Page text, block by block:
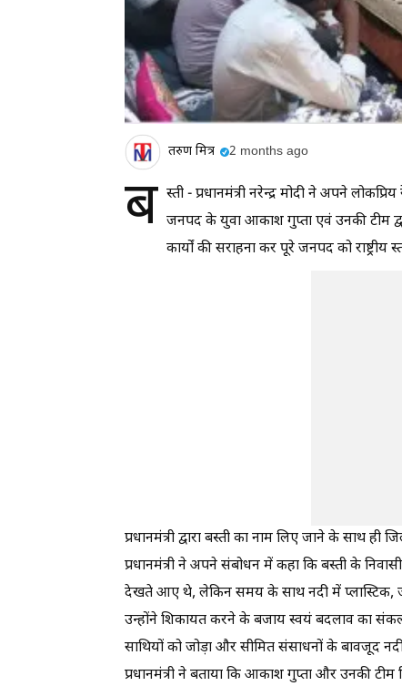
तरुण मित्र 2 months ago
ब स्ती - प्रधानमंत्री नरेन्द्र मोदी ने अपने
जनपद के युवा आकाश गुप्ता एवं उनकी टीम
कार्यों की सराहना कर पूरे जनपद को राष्ट्रीय
प्रधानमंत्री द्वारा बस्ती का नाम लिए जाने के साथ
प्रधानमंत्री ने अपने संबोधन में कहा कि बस्ती के
देखते आए थे, लेकिन समय के साथ नदी में प्लास्टिक,
उन्होंने शिकायत करने के बजाय स्वयं बदलाव का
साथियों को जोड़ा और सीमित संसाधनों के बावजूद
प्रधानमंत्री ने बताया कि आकाश गुप्ता और उनकी